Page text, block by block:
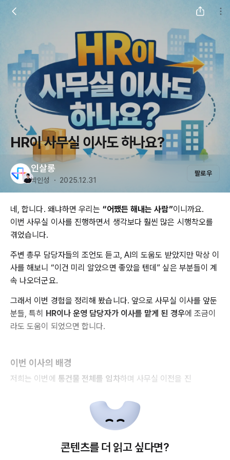
HR이 사무실 이사도 하나요?
인살롱
박인성 ・ 2025.12.31
팔로우
네, 합니다. 왜냐하면 우리는 “어쨌든 해내는 사람”이니까요.
이번 사무실 이사를 진행하면서 생각보다 훨씬 많은 시행착오를
겪었습니다.
주변 총무 담당자들의 조언도 듣고, AI의 도움도 받았지만 막상 이
사를 해보니 “이건 미리 알았으면 좋았을 텐데” 싶은 부분들이 계
속 나오더군요.
그래서 이번 경험을 정리해 봤습니다. 앞으로 사무실 이사를 앞둔
분들, 특히 HR이나 운영 담당자가 이사를 맡게 된 경우에 조금이
라도 도움이 되었으면 합니다.
이번 이사의 배경
저희는 이번에 통건물 전체를 임차하며 사무실 이전을 진
콘텐츠를 더 읽고 싶다면?